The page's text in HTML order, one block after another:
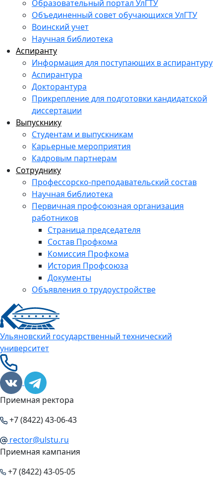
Образовательный портал УлГТУ
Объединенный совет обучающихся УлГТУ
Воинский учет
Научная библиотека
Аспиранту
Информация для поступающих в аспирантуру
Аспирантура
Докторантура
Прикрепление для подготовки кандидатской
диссертации
Выпускнику
Студентам и выпускникам
Карьерные мероприятия
Кадровым партнерам
Сотруднику
Профессорско-преподавательский состав
Научная библиотека
Первичная профсоюзная организация
работников
Страница председателя
Состав Профкома
Комиссия Профкома
История Профсоюза
Документы
Объявления о трудоустройстве
Ульяновский государственный технический
университет
Приемная ректора
+7 (8422) 43-06-43
rector@ulstu.ru
Приемная кампания
+7 (8422) 43-05-05